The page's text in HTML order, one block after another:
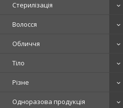
Стерилізація
Волосся
Обличчя
Тіло
Різне
Одноразова продукція